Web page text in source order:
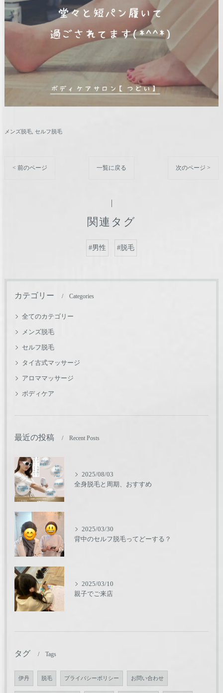
メンズ脱毛 セルフ脱毛
< 前のページ 一覧に戻る 次のページ >
関連タグ
#男性 #脱毛
カテゴリー Categories
全てのカテゴリー
メンズ脱毛
セルフ脱毛
タイ古式マッサージ
アロママッサージ
ボディケア
最近の投稿 Recent Posts
2025/08/03
全身脱毛と周期、おすすめ
2025/03/30
背中のセルフ脱毛ってどーする？
2025/03/10
親子でご来店
タグ Tags
伊丹 脱毛 プライバシーポリシー お問い合わせ